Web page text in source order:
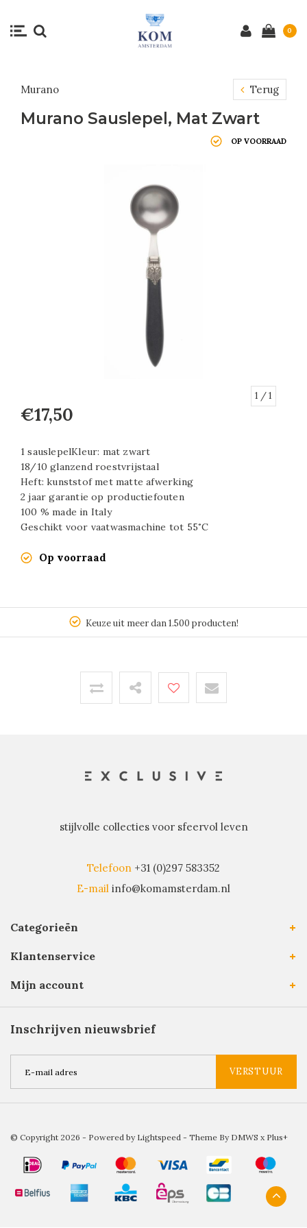
0
Murano Terug
Murano Sauslepel, Mat Zwart
OP VOORRAAD
1 / 1
€17,50
1 sauslepelKleur: mat zwart
18/10 glanzend roestvrijstaal
Heft: kunststof met matte afwerking
2 jaar garantie op productiefouten
100 % made in Italy
Geschikt voor vaatwasmachine tot 55˚C
Op voorraad
Keuze uit meer dan 1.500 producten!
stijlvolle collecties voor sfeervol leven
Telefoon +31 (0)297 583352
E-mail info@komamsterdam.nl
Categorieën
Klantenservice
Mijn account
Inschrijven nieuwsbrief
VERSTUUR
© Copyright 2026 - Powered by Lightspeed - Theme By DMWS x Plus+